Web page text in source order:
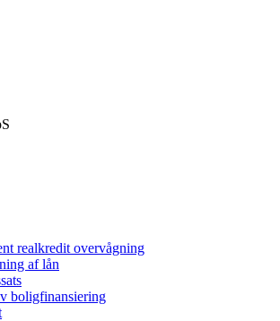
realkredit overvågning
af lån
boligfinansiering